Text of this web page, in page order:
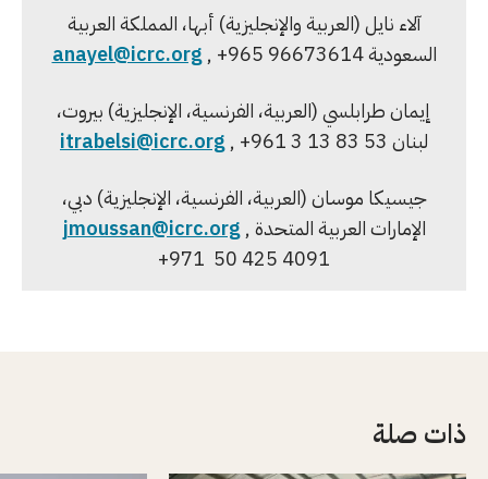
آلاء نايل (العربية والإنجليزية) أبها، المملكة العربية
السعودية
anayel@icrc.org, +965 96673614
إيمان طرابلسي (العربية، الفرنسية، الإنجليزية) بيروت،
لبنان
itrabelsi@icrc.org, +961 3 13 83 53
جيسيكا موسان (العربية، الفرنسية، الإنجليزية) دبي،
الإمارات العربية المتحدة jmoussan@icrc.org,
+971 50 425 4091
ذات صلة